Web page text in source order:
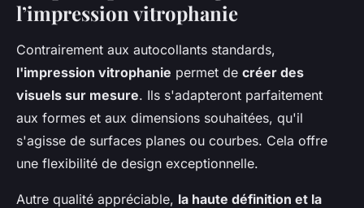
l’impression vitrophanie
Contrairement aux autocollants standards,
l'impression vitrophanie permet de créer des
visuels sur mesure. Ils s'adapteront parfaitement
aux formes et aux dimensions souhaitées, qu'il
s'agisse de surfaces planes ou courbes. Cela offre
une flexibilité de design exceptionnelle.
Autre qualité appréciable, la haute définition et la